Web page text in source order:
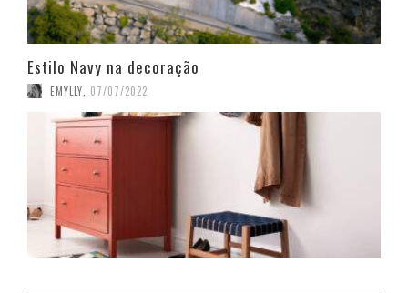
Estilo Navy na decoração
EMYLLY 07/07/2022